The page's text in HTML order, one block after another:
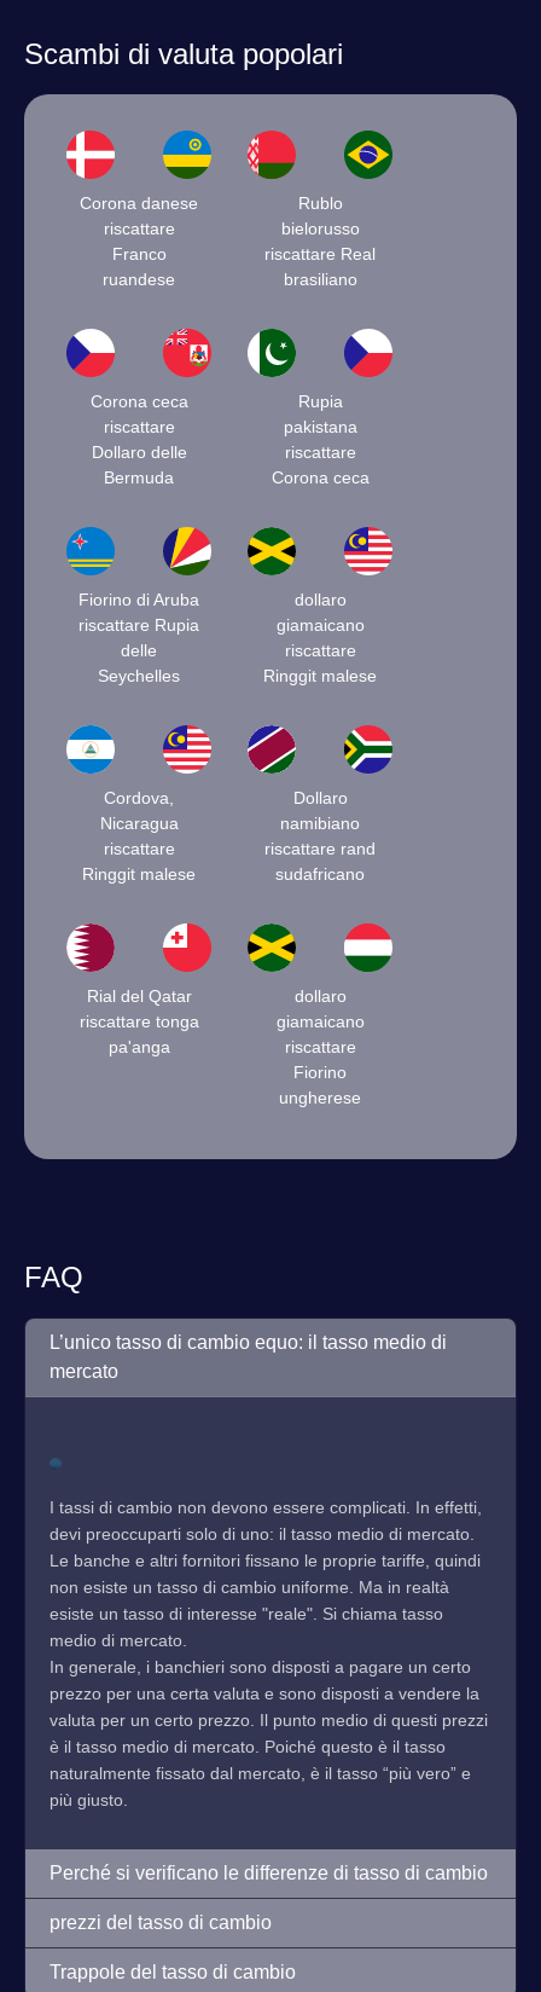
Scambi di valuta popolari
Corona danese
riscattare
Franco
ruandese
Rublo
bielorusso
riscattare Real
brasiliano
Corona ceca
riscattare
Dollaro delle
Bermuda
Rupia
pakistana
riscattare
Corona ceca
Fiorino di Aruba
riscattare Rupia
delle
Seychelles
dollaro
giamaicano
riscattare
Ringgit malese
Cordova,
Nicaragua
riscattare
Ringgit malese
Dollaro
namibiano
riscattare rand
sudafricano
Rial del Qatar
riscattare tonga
pa'anga
dollaro
giamaicano
riscattare
Fiorino
ungherese
FAQ
L’unico tasso di cambio equo: il tasso medio di
mercato
I tassi di cambio non devono essere complicati. In effetti,
devi preoccuparti solo di uno: il tasso medio di mercato.
Le banche e altri fornitori fissano le proprie tariffe, quindi
non esiste un tasso di cambio uniforme. Ma in realtà
esiste un tasso di interesse "reale". Si chiama tasso
medio di mercato.
In generale, i banchieri sono disposti a pagare un certo
prezzo per una certa valuta e sono disposti a vendere la
valuta per un certo prezzo. Il punto medio di questi prezzi
è il tasso medio di mercato. Poiché questo è il tasso
naturalmente fissato dal mercato, è il tasso “più vero” e
più giusto.
Perché si verificano le differenze di tasso di cambio
prezzi del tasso di cambio
Trappole del tasso di cambio